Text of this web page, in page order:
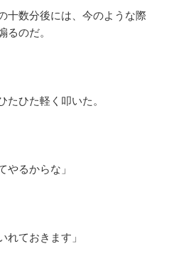
十数分後には、今のような際
のだ。
ひた軽く叩いた。
やるからな」
れておきます」